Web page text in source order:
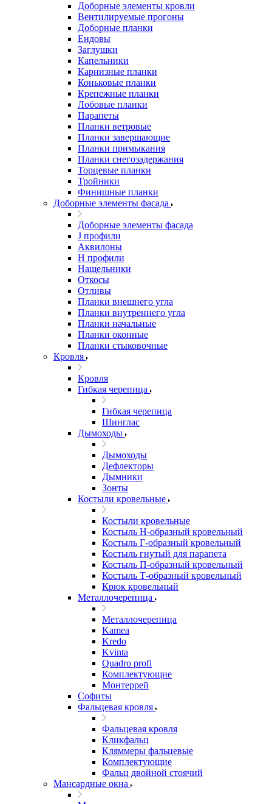
Доборные элементы кровли
Вентилируемые прогоны
Доборные планки
Ендовы
Заглушки
Капельники
Карнизные планки
Коньковые планки
Крепежные планки
Лобовые планки
Парапеты
Планки ветровые
Планки завершающие
Планки примыкания
Планки снегозадержания
Торцевые планки
Тройники
Финишные планки
Доборные элементы фасада
Доборные элементы фасада
J профили
Аквилоны
Н профили
Нащельники
Откосы
Отливы
Планки внешнего угла
Планки внутреннего угла
Планки начальные
Планки оконные
Планки стыковочные
Кровля
Кровля
Гибкая черепица
Гибкая черепица
Шинглас
Дымоходы
Дымоходы
Дефлекторы
Дымники
Зонты
Костыли кровельные
Костыли кровельные
Костыль H-образный кровельный
Костыль Г-образный кровельный
Костыль гнутый для парапета
Костыль П-образный кровельный
Костыль Т-образный кровельный
Крюк кровельный
Металлочерепица
Металлочерепица
Kamea
Kredo
Kvinta
Quadro profi
Комплектующие
Монтеррей
Софиты
Фальцевая кровля
Фальцевая кровля
Кликфальц
Кляммеры фальцевые
Комплектующие
Фальц двойной стоячий
Мансардные окна